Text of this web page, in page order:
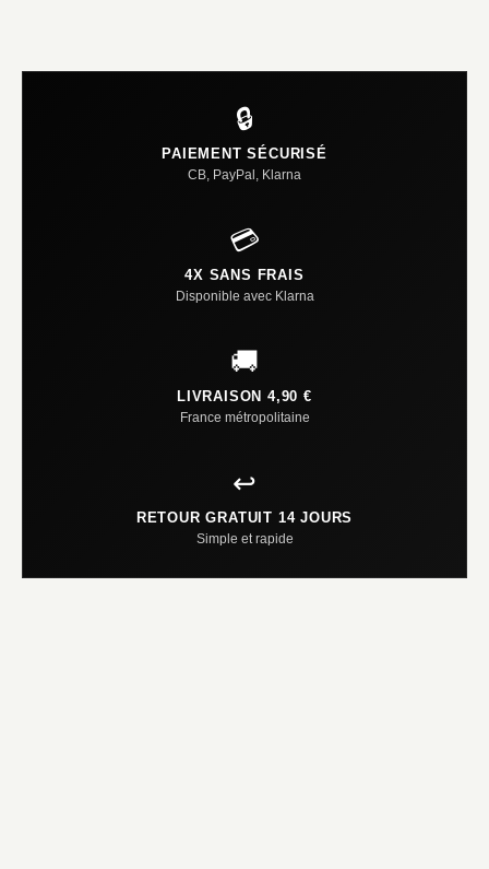
🔒
PAIEMENT SÉCURISÉ
CB, PayPal, Klarna
💳
4X SANS FRAIS
Disponible avec Klarna
🚚
LIVRAISON 4,90 €
France métropolitaine
↩️
RETOUR GRATUIT 14 JOURS
Simple et rapide